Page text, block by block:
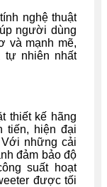
nghệ thuật
người dùng
và mạnh mẽ,
tự nhiên nhất
thiết kế hãng
tiến, hiện đại
Với những cải
đảm bảo độ
suất hoạt
được tối